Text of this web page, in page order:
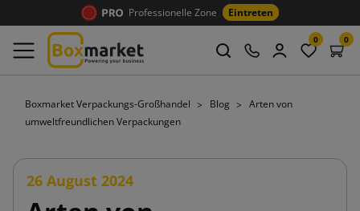
Professionelle Zone Eintreten
0 0
Boxmarket Verpackungs-Großhandel Blog
Arten von
umweltfreundlichen Verpackungen
26 August 2024